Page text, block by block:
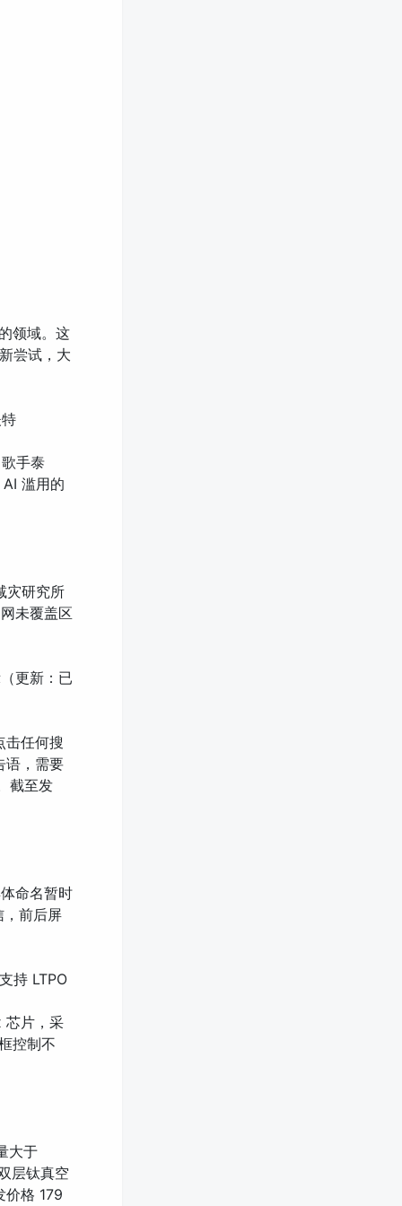
领域。这
尝试，大
手泰
滥用的
灾研究所
未覆盖区
更新：已
击任何搜
语，需要
截至发
命名暂时
前后屏
持 LTPO
芯片，采
控制不
大于
层钛真空
价格 179